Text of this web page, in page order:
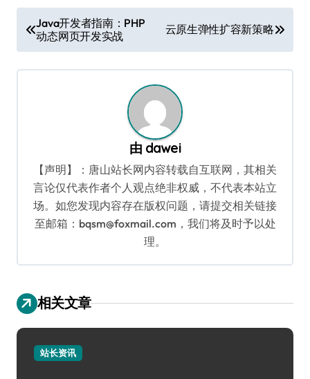
章
导
Java开发者指南：PHP
动态网页开发实战
云原生弹性扩容新策略
由 dawei
【声明】：唐山站长网内容转载自互联网，其相关
言论仅代表作者个人观点绝非权威，不代表本站立
场。如您发现内容存在版权问题，请提交相关链接
至邮箱：bqsm@foxmail.com，我们将及时予以处
理。
相关文章
站长资讯